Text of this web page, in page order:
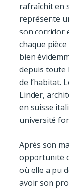
rafraîchit en
représente
son corridor
chaque
bien
depuis toute
de l’habitat.
Linder,
en suisse
université
Après son
opportunité
où elle a pu
avoir son